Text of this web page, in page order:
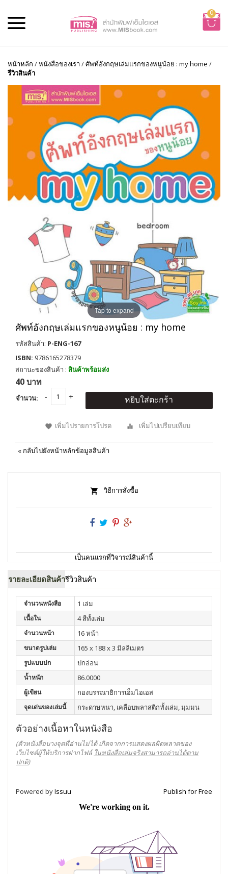
0
หน้าหลัก /หนังสือของเรา /ศัพท์อังกฤษเล่มแรกของหนูน้อย : my home /
รีวิวสินค้า
Tap to expand
ศัพท์อังกฤษเล่มแรกของหนูน้อย : my home
รหัสสินค้า: P-ENG-167
ISBN: 9786165278379
สถานะของสินค้า : สินค้าพร้อมส่ง
40 บาท
จำนวน: หยิบใส่ตะกร้า
เพิ่มไปรายการโปรด เพิ่มไปเปรียบเทียบ
« กลับไปยังหน้าหลักข้อมูลสินค้า
วิธีการสั่งซื้อ
เป็นคนแรกที่วิจารณ์สินค้านี้
รายละเอียดสินค้ารีวิวสินค้า
จำนวนหนังสือ 1 เล่ม
เนื้อใน 4 สีทั้งเล่ม
จำนวนหน้า 16 หน้า
ขนาดรูปเล่ม 165 x 188 x 3 มิลลิเมตร
รูปแบบปก ปกอ่อน
น้ำหนัก 86.0000
ผู้เขียน กองบรรณาธิการเอ็มไอเอส
จุดเด่นของเล่มนี้ กระดาษหนา, เคลือบพลาสติกทั้งเล่ม, มุมมน
ตัวอย่างเนื้อหาในหนังสือ
(ตัวหนังสือบางจุดที่อ่านไม่ได้ เกิดจากการแสดงผลผิดพลาดของ
เว็บไซต์ผู้ให้บริการฝากไฟล์ ในหนังสือเล่มจริงสามารถอ่านได้ตาม
ปกติ)
Powered byIssuu Publish for Free